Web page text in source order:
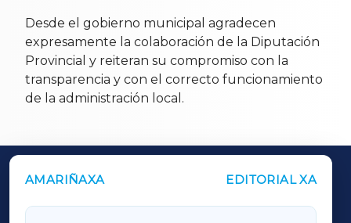
Desde el gobierno municipal agradecen
expresamente la colaboración de la Diputación
Provincial y reiteran su compromiso con la
transparencia y con el correcto funcionamiento
de la administración local.
AMARIÑAXA EDITORIAL XA
OUTROS PERIÓDICOS